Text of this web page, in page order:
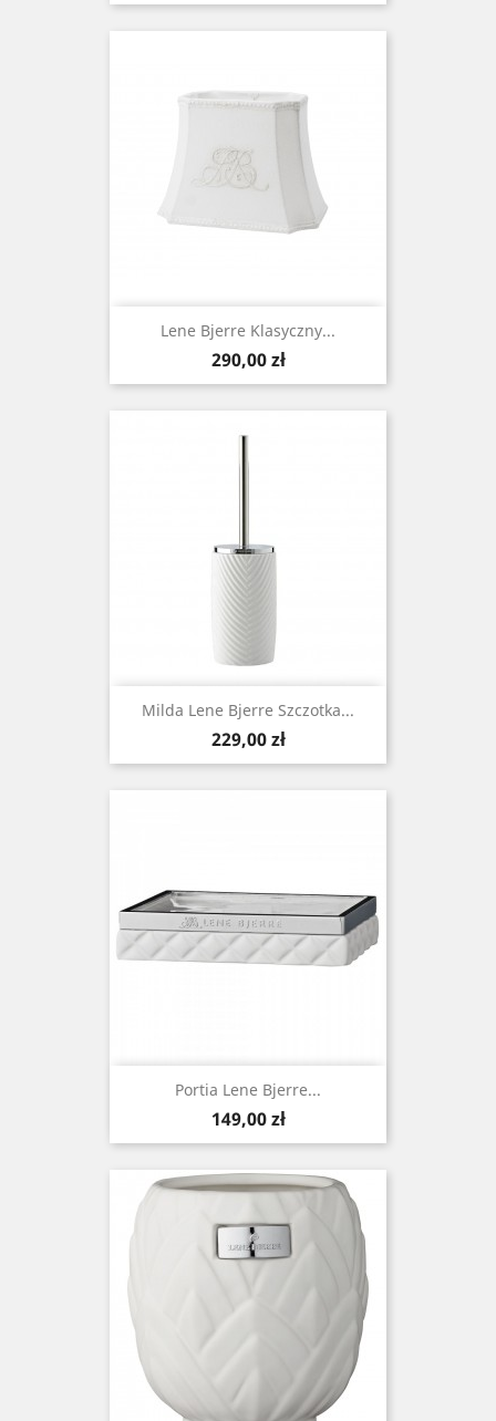
Lene Bjerre Klasyczny...
Cena
290,00 zł
Milda Lene Bjerre Szczotka...
Cena
229,00 zł
Portia Lene Bjerre...
Cena
149,00 zł